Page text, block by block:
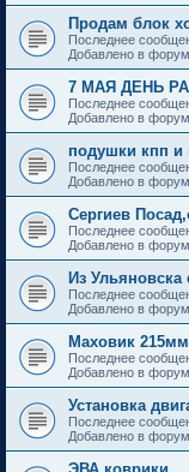
Продам блок
Последнее
Добавлено в
7 МАЯ ДЕНЬ
Последнее
Добавлено в
подушки кпп и
Последнее
Добавлено в
Сергиев
Последнее
Добавлено в
Из Ульяновска
Последнее
Добавлено в
Маховик
Последнее
Добавлено в
Установка
Последнее
Добавлено в